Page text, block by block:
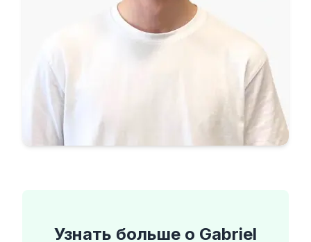
Узнать больше о Gabriel